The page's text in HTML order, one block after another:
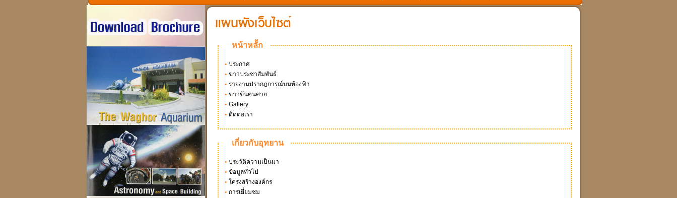
หน้าหลััก
• ประกาศ
• ข่าวประชาสัมพันธ์
• รายงานปรากฎการณ์บนท้องฟ้า
• ข่าวข้นฅนค่าย
• Gallery
• ติดต่อเรา
เกี่ยวกับอุทยาน
• ประวัติความเป็นมา
• ข้อมูลทั่วไป
• โครงสร้างองค์กร
• การเยี่ยมชม